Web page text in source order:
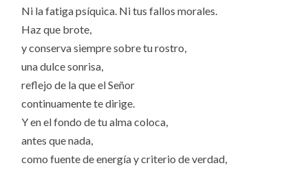
Ni la fatiga psíquica. Ni tus fallos morales.
Haz que brote,
y conserva siempre sobre tu rostro,
una dulce sonrisa,
reflejo de la que el Señor
continuamente te dirige.
Y en el fondo de tu alma coloca,
antes que nada,
como fuente de energía y criterio de verdad,